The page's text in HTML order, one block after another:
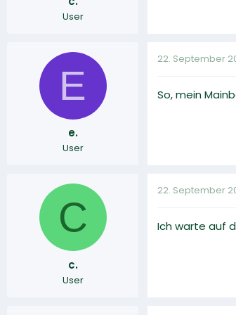
User
E
e.
User
22. September
So, mein
C
c.
User
22. September
Ich warte auf